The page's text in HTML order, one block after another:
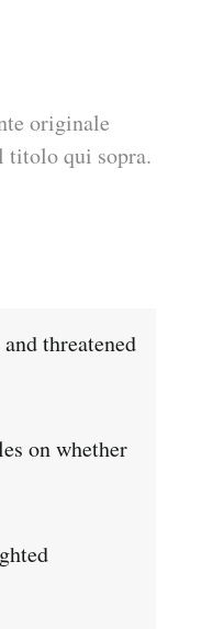
originale
titolo qui sopra.
threatened
on whether